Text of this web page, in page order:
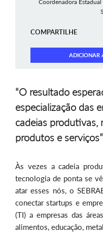
Coordenadora
COMPARTILHE
ADICIONAR
“O resultado
especialização das
cadeias produtivas,
produtos e serviços”
Às vezes a cadeia
tecnologia de ponta se
atar esses nós, o
conectar startups e
(TI) a empresas das
alimentos, educação,